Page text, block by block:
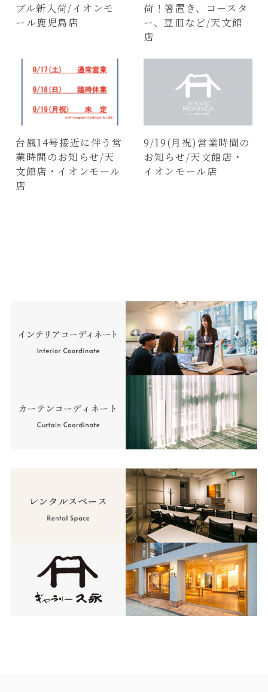
ブル新入荷/イオンモ
ール鹿児島店
荷！箸置き、コースタ
ー、豆皿など/天文館
店
台風14号接近に伴う営
業時間のお知らせ/天
文館店・イオンモール
店
9/19(月祝)営業時間の
お知らせ/天文館店・
イオンモール店